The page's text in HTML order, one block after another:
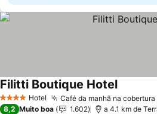
4 EstrelasHotel Café da manhã na
Filitti Boutique HotelVer
8,2 Muito boa 1.602 a 4.1 km de